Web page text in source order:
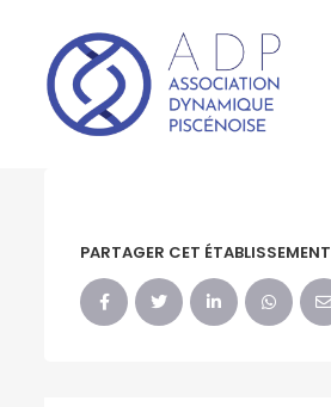
PARTAGER CET ÉTABLISSEMENT